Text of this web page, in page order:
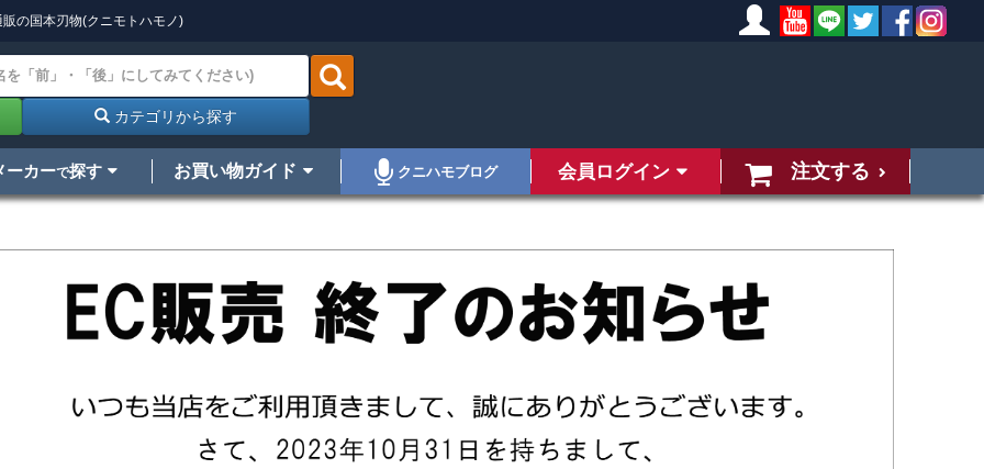
の国本刃物(クニモトハモノ)
カテゴリから探す
ーカーで探す お買い物ガイド クニハモブログ 会員ログイン 注文する